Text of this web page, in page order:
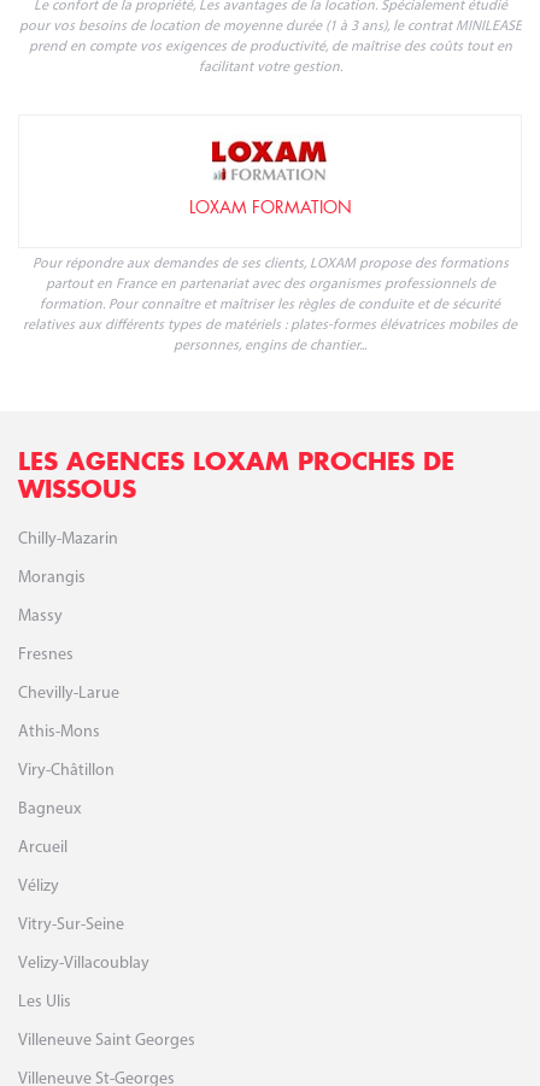
Le confort de la propriété, Les avantages de la location. Spécialement étudié
pour vos besoins de location de moyenne durée (1 à 3 ans), le contrat MINILEASE
prend en compte vos exigences de productivité, de maîtrise des coûts tout en
facilitant votre gestion.
LOXAM FORMATION
Pour répondre aux demandes de ses clients, LOXAM propose des formations
partout en France en partenariat avec des organismes professionnels de
formation. Pour connaître et maîtriser les règles de conduite et de sécurité
relatives aux différents types de matériels : plates-formes élévatrices mobiles de
personnes, engins de chantier...
LES AGENCES LOXAM PROCHES DE
WISSOUS
Chilly-Mazarin
Morangis
Massy
Fresnes
Chevilly-Larue
Athis-Mons
Viry-Châtillon
Bagneux
Arcueil
Vélizy
Vitry-Sur-Seine
Velizy-Villacoublay
Les Ulis
Villeneuve Saint Georges
Villeneuve St-Georges